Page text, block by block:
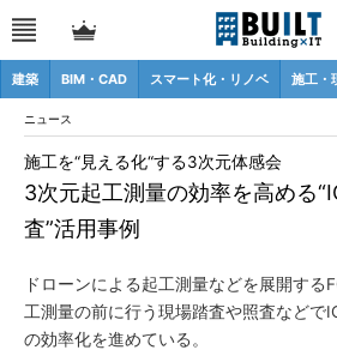
建築 BIM・CAD スマート化・リノベ 施工・
ニュース
3次元起工測量の効率を高める
査”活用事例
施工を“見える化“する3次元体感会
ドローンによる起工測量などを展開する
工測量の前に行う現場踏査や照査などで
の効率化を進めている。